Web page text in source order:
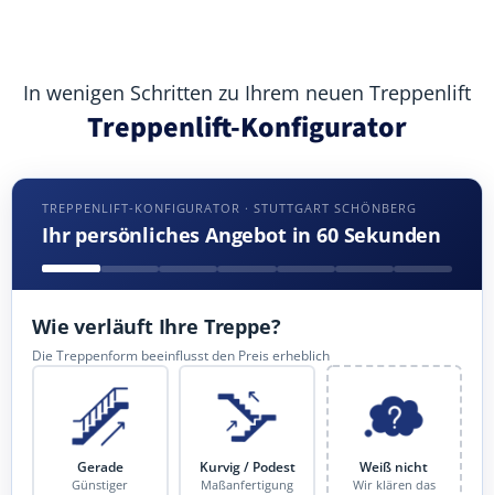
In wenigen Schritten zu Ihrem neuen Treppenlift
Treppenlift-Konfigurator
TREPPENLIFT-KONFIGURATOR · STUTTGART SCHÖNBERG
Ihr persönliches Angebot in 60 Sekunden
Wie verläuft Ihre Treppe?
Die Treppenform beeinflusst den Preis erheblich
Gerade
Günstiger
Kurvig / Podest
Maßanfertigung
Weiß nicht
Wir klären das